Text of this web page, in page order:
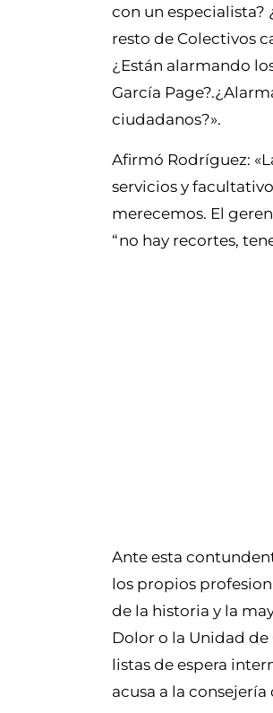
con un especialista?
resto de Colectivos
¿Están alarmando
García
ciudadanos?».
Afirmó Rodríguez:
servicios y
merecemos. El
“no hay recortes,
Ante esta
los propios
de la historia y la
Dolor o la Unidad
listas de espera
acusa a la